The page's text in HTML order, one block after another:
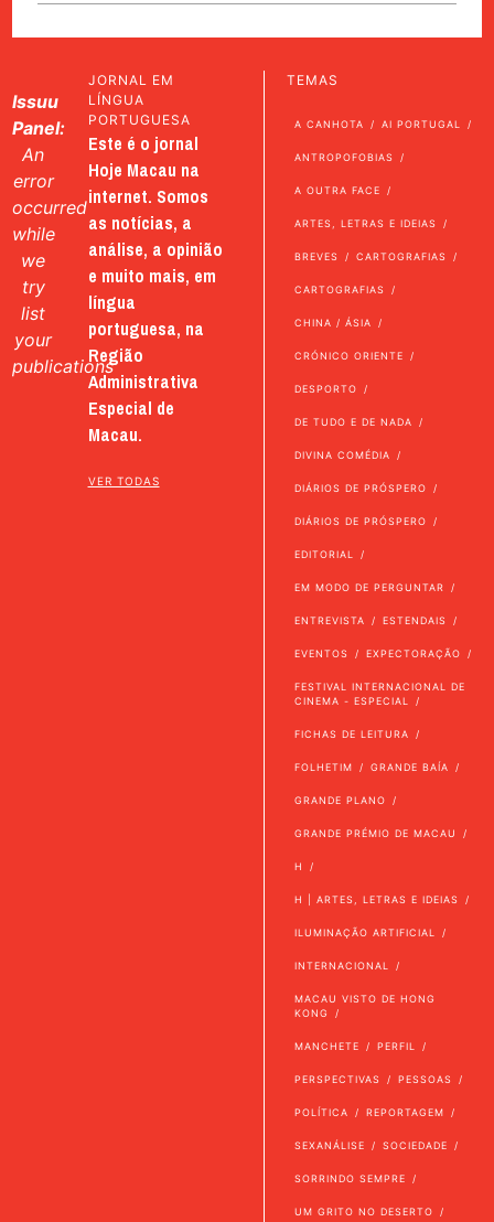
Issuu
Panel:
An
error
occurred
while
we
try
list
your
publications
JORNAL EM
LÍNGUA
PORTUGUESA
Este é o jornal
Hoje Macau na
internet. Somos
as notícias, a
análise, a opinião
e muito mais, em
língua
portuguesa, na
Região
Administrativa
Especial de
Macau.
VER TODAS
TEMAS
A CANHOTA AI PORTUGAL
ANTROPOFOBIAS
A OUTRA FACE
ARTES, LETRAS E IDEIAS
BREVES CARTOGRAFIAS
CARTOGRAFIAS
CHINA / ÁSIA
CRÓNICO ORIENTE
DESPORTO
DE TUDO E DE NADA
DIVINA COMÉDIA
DIÁRIOS DE PRÓSPERO
DIÁRIOS DE PRÓSPERO
EDITORIAL
EM MODO DE PERGUNTAR
ENTREVISTA ESTENDAIS
EVENTOS EXPECTORAÇÃO
FESTIVAL INTERNACIONAL DE
CINEMA - ESPECIAL
FICHAS DE LEITURA
FOLHETIM GRANDE BAÍA
GRANDE PLANO
GRANDE PRÉMIO DE MACAU
H
H | ARTES, LETRAS E IDEIAS
ILUMINAÇÃO ARTIFICIAL
INTERNACIONAL
MACAU VISTO DE HONG
KONG
MANCHETE PERFIL
PERSPECTIVAS PESSOAS
POLÍTICA REPORTAGEM
SEXANÁLISE SOCIEDADE
SORRINDO SEMPRE
UM GRITO NO DESERTO